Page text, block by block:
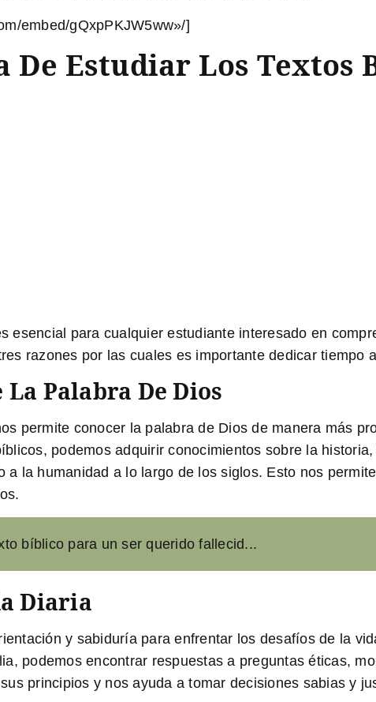
embed/gQxpPKJW5ww»/]
Estudiar Los Textos
esencial para cualquier estudiante interesado en
razones por las cuales es importante dedicar tiempo
Palabra De Dios
permite conocer la palabra de Dios de manera más
podemos adquirir conocimientos sobre la
a la humanidad a lo largo de los siglos. Esto nos
bíblico para un ser querido fallecid...
Diaria
y sabiduría para enfrentar los desafíos de la
podemos encontrar respuestas a preguntas éticas,
principios y nos ayuda a tomar decisiones sabias y